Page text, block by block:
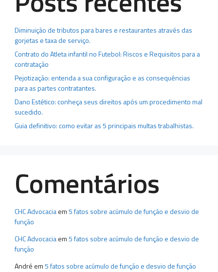
Diminuição de tributos para bares e restaurantes através das
gorjetas e taxa de serviço.
Contrato do Atleta infantil no Futebol: Riscos e Requisitos para a
contratação
Pejotização: entenda a sua configuração e as consequências
para as partes contratantes.
Dano Estético: conheça seus direitos após um procedimento mal
sucedido.
Guia definitivo: como evitar as 5 principais multas trabalhistas.
Comentários
CHC Advocaciaem5 fatos sobre acúmulo de função e desvio de
função
CHC Advocaciaem5 fatos sobre acúmulo de função e desvio de
função
André em5 fatos sobre acúmulo de função e desvio de função